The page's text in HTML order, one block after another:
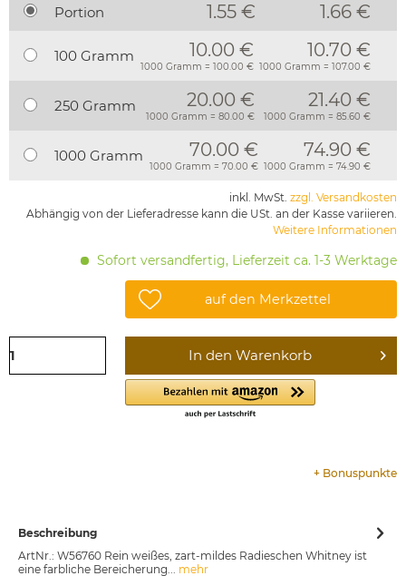
Portion 1.55 € 1.66 €
100 Gramm 10.00 €
1000 Gramm = 100.00 €
10.70 €
1000 Gramm = 107.00 €
250 Gramm 20.00 €
1000 Gramm = 80.00 €
21.40 €
1000 Gramm = 85.60 €
1000 Gramm 70.00 €
1000 Gramm = 70.00 €
74.90 €
1000 Gramm = 74.90 €
inkl. MwSt. zzgl. Versandkosten
Abhängig von der Lieferadresse kann die USt. an der Kasse variieren.
Weitere Informationen
Sofort versandfertig, Lieferzeit ca. 1-3 Werktage
auf den Merkzettel
In den Warenkorb
+ Bonuspunkte
Beschreibung
ArtNr.: W56760 Rein weißes, zart-mildes Radieschen Whitney ist
eine farbliche Bereicherung... mehr